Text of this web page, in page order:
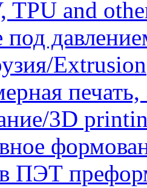
TPU and
Extrusion
3D
ПЭТ